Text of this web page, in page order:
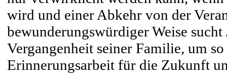
wird und einer Abkehr von der
bewunderungswürdiger Weise
Vergangenheit seiner Familie, um
Erinnerungsarbeit für die Zukunft